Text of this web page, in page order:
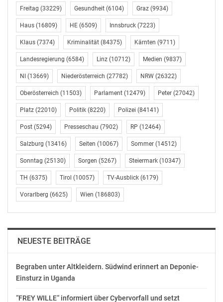
vergangenen Jahr, begründete Staatssekretärin Karoline
Edtstadler mit geburtenschwachen Jahrgängen.
Großes Lob für die erfolgreichen Budgetverhandlungen
Kickls gab es insbesondere von den Koalitionsparteien.
So sprach ÖVP-Sicherheitssprecher Werner Amon von
einem wirklich beachtlichen Budget. Aber auch SPÖ-
Abgeordnete Angela Lueger zeigte sich über die
zusätzlichen Budgetmittel und Planstellen erfreut. Laut
FPÖ-Sicherheitssprecher Walter Rosenkranz fließen drei
von vier Euro in das Personal. Alma Zadic von der Liste
Pilz vermisst allerdings entsprechende Wirkungsziele.
Angesichts des größten Budgets in der Zweiten
Republik seien diese wenig ambitioniert, kritisierte sie.
Einen „Flaschenhals“ bei den Asylverfahren erwartet
Stephanie Krisper (NEOS) durch die geplante Reduktion
Damit werden ihrer Ansicht nach auch die vom
Innenressort budgetierten Einsparungen bei der
Asylverfahren beruhen, nicht erreichbar sein. Dass es
hier Probleme geben könnte, räumte Kickl ein, er
Freitag (33229) Gesundheit (6104) Graz (9934)
Haus (16809) HE (6509) Innsbruck (7223)
Klaus (7374) Kriminalität (84375) Kärnten (9711)
Landesregierung (6584) Linz (10712) Medien (9837)
NI (13669) Niederösterreich (27782) NRW (26322)
Oberösterreich (11503) Parlament (12479) Peter (27042)
Platz (22010) Politik (8220) Polizei (84141)
Post (5294) Presseschau (7902) RP (12464)
Salzburg (13416) Seiten (10067) Sommer (14512)
Sonntag (25130) Sorgen (5267) Steiermark (10347)
TH (6375) Tirol (10057) TV-Ausblick (6179)
Vorarlberg (6625) Wien (186803)
NEUESTE BEITRÄGE
Begraben unter Altkleidern. Südwind erinnert an Deponie-
Einsturz in Uganda
“FREY WILLE“ informiert über Cybervorfall und setzt